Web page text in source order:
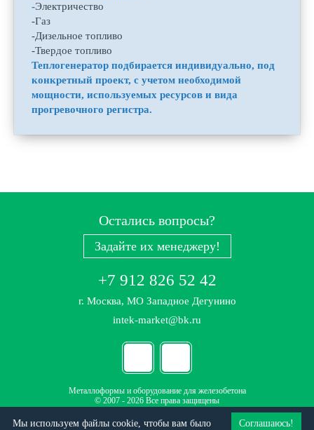
-Электричество
-Газ
-Дизельное топливо
-Твердое топливо
Теплогенератор подбирается индивидуально, под
конкретный проект, с учетом необходимой
мощности, используемых ресурсов и вида
прогревочного регистра.
Остались вопросы?
Задайте их менеджеру!
+7 912 826 52 42
г. Москва, МО Западное Дегунино
intek-market@bk.ru
Металлоформы и оборудование для железобетона
© 2007 - 2026 Все права защищены
Соглашаюсь!
Мы используем файлы cookie, чтобы вам было